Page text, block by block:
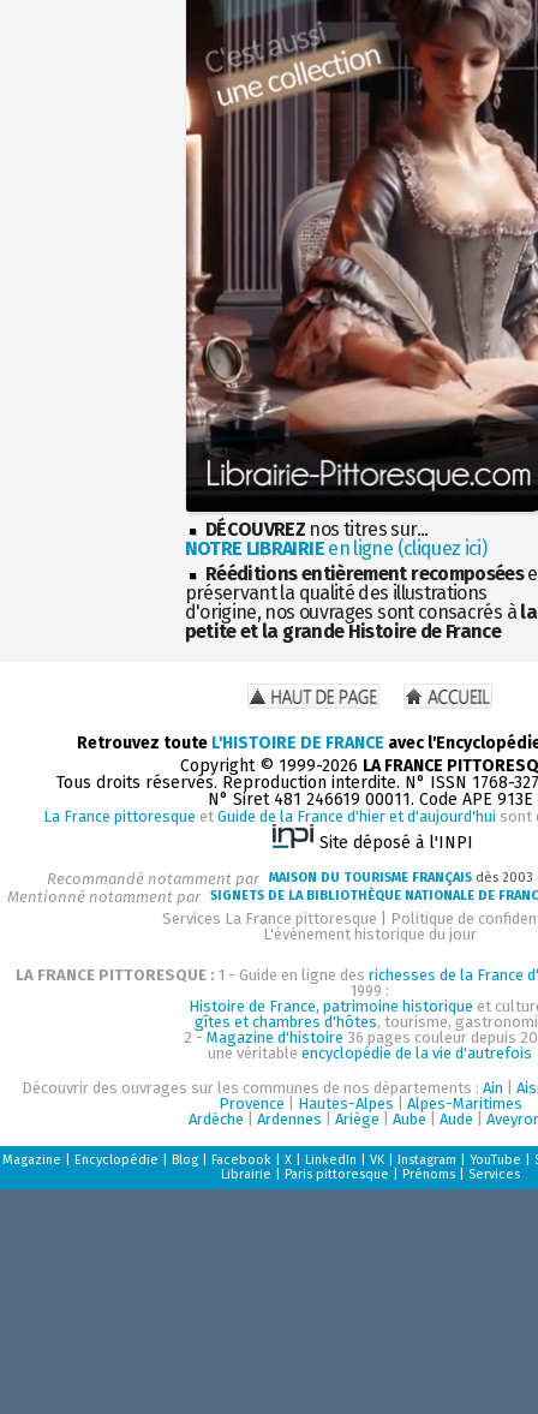
DÉCOUVREZ nos titres sur...
NOTRE LIBRAIRIEen ligne (cliquez ici)
Rééditions entièrement recomposées
préservant la qualité des illustrations
d'origine, nos ouvrages sont consacrés à la
petite et la grande Histoire de France
Retrouvez toute L'HISTOIRE DE FRANCE avec
Copyright © 1999-2026 LA FRANCE
Tous droits réservés. Reproduction interdite. N° ISSN 1768-
N° Siret 481 246619 00011. Code APE 913E
La France pittoresque et Guide de la France d'hier et d'aujourd'hui sont
Site déposé à l'INPI
Recommandé notamment par MAISON DU TOURISME FRANÇAIS dès
Mentionné notamment par SIGNETS DE LA BIBLIOTHÈQUE NATIONALE DE
Services La France pittoresque
Politique de
L'événement historique du jour
LA FRANCE PITTORESQUE : 1 - Guide en ligne des richesses de la France
1999 :
Histoire de France, patrimoine historique et
gîtes et chambres d'hôtes, tourisme,
2 - Magazine d'histoire 36 pages couleur depuis
une véritable encyclopédie de la vie d'autrefois
Découvrir des ouvrages sur les communes de nos départements : Ain
Provence
Hautes-Alpes
Alpes-Maritimes
Ardèche
Ardennes Ariège Aube Aude
Magazine Encyclopédie Blog| Facebook| X| LinkedIn VK| Instagram YouTube
Librairie
Paris pittoresque Prénoms| Services